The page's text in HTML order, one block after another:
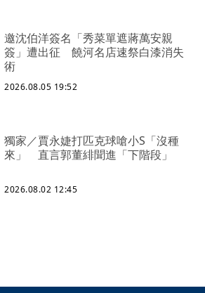
邀沈伯洋簽名「秀菜單遮蔣萬安親
簽」遭出征 饒河名店速祭白漆消失
術
2026.08.05 19:52
獨家／賈永婕打匹克球嗆小S「沒種
來」 直言郭董緋聞進「下階段」
2026.08.02 12:45